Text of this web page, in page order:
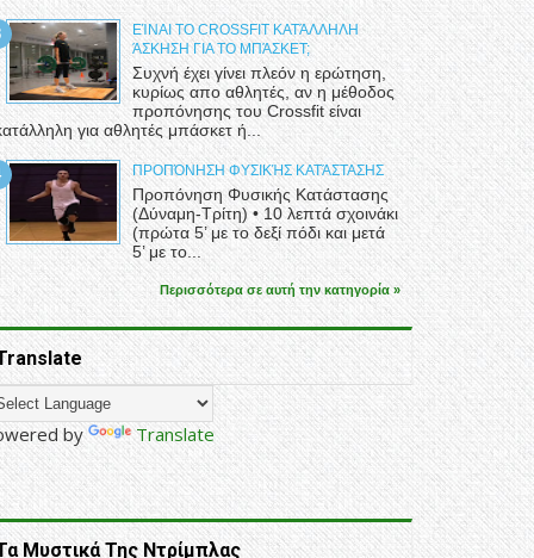
ΕΊΝΑΙ ΤΟ CROSSFIT ΚΑΤΆΛΛΗΛΗ
ΆΣΚΗΣΗ ΓΙΑ ΤΟ ΜΠΆΣΚΕΤ;
Συχνή έχει γίνει πλεόν η ερώτηση,
κυρίως απο αθλητές, αν η μέθοδος
προπόνησης του Crossfit είναι
για αθλητές μπάσκετ ή...
ΠΡΟΠΌΝΗΣΗ ΦΥΣΙΚΉΣ ΚΑΤΆΣΤΑΣΗΣ
Προπόνηση Φυσικής Κατάστασης
(Δύναμη-Τρίτη) • 10 λεπτά σχοινάκι
(πρώτα 5’ με το δεξί πόδι και μετά
5’ με το...
Περισσότερα σε αυτή την κατηγορία »
by Translate
Μυστικά Της Ντρίμπλας